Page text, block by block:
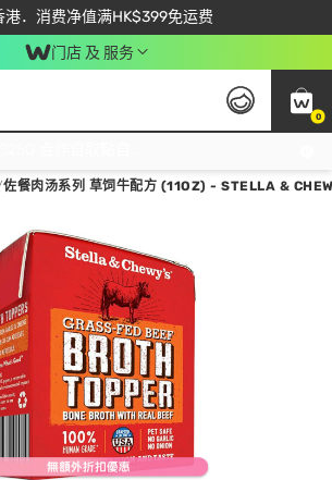
港．消费净值满HK$399免运费
即成为易赏钱会员尽享独家优惠
下单买满$450 输入 NEWAPP 即减$50
门店 及 服务
0
佐餐肉汤系列 草饲牛配方 (11OZ) - STELLA &